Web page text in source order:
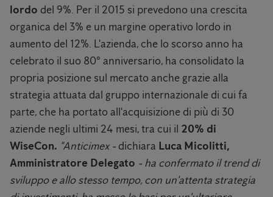
lordo del 9%. Per il 2015 si prevedono una crescita
organica del 3% e un margine operativo lordo in
aumento del 12%. L'azienda, che lo scorso anno ha
celebrato il suo 80° anniversario, ha consolidato la
propria posizione sul mercato anche grazie alla
strategia attuata dal gruppo internazionale di cui fa
parte, che ha portato all'acquisizione di più di 30
aziende negli ultimi 24 mesi, tra cui il 20% di
WiseCon. "Anticimex - dichiara Luca Micolitti,
Amministratore Delegato - ha confermato il trend di
sviluppo e allo stesso tempo, con un'attenta strategia